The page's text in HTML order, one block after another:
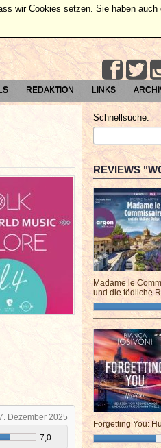
REDAKTION LINKS
Dezember 2025
7,0
Schnellsuche:
REVIEWS
Madame le
und die tödliche
Forgetting You:
wir Cookies setzen. Sie haben auch